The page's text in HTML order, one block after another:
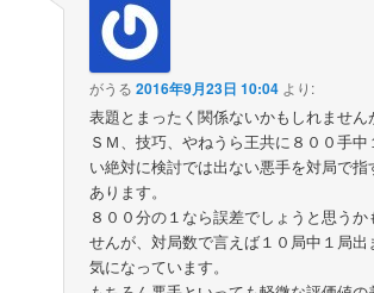
がうる 2016年9月23日 10:04 より:
表題とまったく関係ないかもしれません
ＳＭ、技巧、やねうら王共に８００手中
い絶対に検討では出ない悪手を対局で指
あります。
８００分の１なら誤差でしょうと思うか
せんが、対局数で言えば１０局中１局出
気になっています。